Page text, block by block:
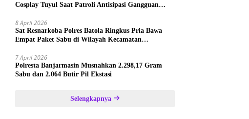
Cosplay Tuyul Saat Patroli Antisipasi Gangguan
8 April 2026
Sat Resnarkoba Polres Batola Ringkus Pria Bawa
Empat Paket Sabu di Wilayah Kecamatan
7 April 2026
Polresta Banjarmasin Musnahkan 2.298,17 Gram
Sabu dan 2.064 Butir Pil Ekstasi
Selengkapnya